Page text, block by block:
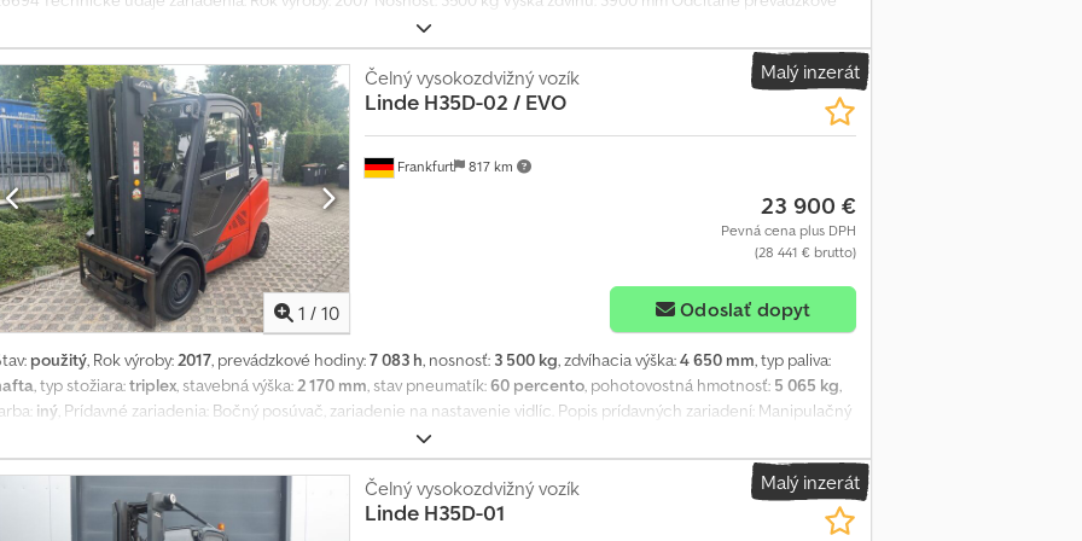
hodiny: 10 077 h Typ stožiara: Štandardný Výška stožiara: 3900 mm Dĺžka/šírka/výška: 2750 / 1250 / 2220 mm Prevádzková
4725 kg ---- Výbava: * Ochranná strecha * 3. ventil Crodpfx Aozmdyfebuof * 4. ventil * Uzavretá kabína * Filter
častíc * Kúrenie * Pracovné reflektory vpredu * Pracovné reflektory vzadu ----- Prídavné zariadenia: * Bočný
* Nastavovač vidlíc * Teleskopické vidlice ---- Ďalšie informácie o zariadení: Dĺžka vidlíc: 1360 – 2360 mm
zatvárania a otvárania vnútornej hrany: 200 mm – 1090 mm ---- Prevádzkové hodiny sú vždy odčítané. Radi vám
vhodnú prepravu. Ďalších 250 – 300 vysokozdvižných vozíkov, prídavných zariadení a zametacích strojov je
k dispozícii. Samozrejme, aj na prenájom! Radi odkúpime váš STARÝ. Máte otázky? Počas našich otváracích
od 7:30 do 16:00 nás môžete kontaktovať. Tešíme sa na vás! Hovoríme anglicky. Zadržujeme si právo na prípadný
zariadenia inému záujemcovi a na chyby v tomto ponukovom liste. V rámci predaja od predajcu sa zariadenie
v stave, v akom sa nachádza, bez rekonštrukcie. Všetky údaje bez záruky, s vyhradením chýb a zmien.
Malý inzerát
1 / 10
Frankfurt 817 km
Čelný vysokozdvižný vozík
Linde H35D-02 / EVO
23 900 €
Pevná cena plus DPH
(28 441 € brutto)
Odoslať dopyt
použitý, Rok výroby: 2017, prevádzkové hodiny:7 083 h, nosnosť: 3 500 kg, zdvíhacia výška:4 650 mm, typ paliva:
, typ stožiara:triplex , stavebná výška: 2 170 mm , stav pneumatík:60 percento , pohotovostná hmotnosť: 5 065 kg
iný , Prídavné zariadenia: Bočný posúvač, zariadenie na nastavenie vidlíc. Popis prídavných zariadení: Manipulačný
vozík sa ponúka so zariadením na nastavenie vidlíc. Špeciálna výbava: 3. ventil, 4. ventil, pracovné svetlo vzadu, pracovné
vpredu, vykurovanie, prachový filter, STVZO (predpisy pre prevádzku motorových vozidiel), plná kabína, certifikát
CE, bezpečnostné svetlo, vnútorné spätné zrkadlo, joystick, otočné výstražné svetlo, stierače, vyhrievané sedadlo, LED
diódy. Popis špeciálnej výbavy: Modré svetlo vpredu a vzadu. Popis: Preverené v dielni s certifikátom UVV. Csdpozkb
Malý inzerát
Čelný vysokozdvižný vozík
Linde H35D-01